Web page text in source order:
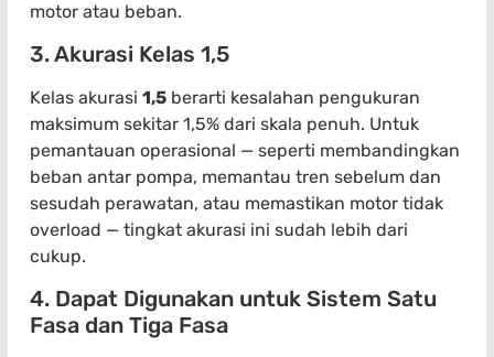
motor atau beban.
3. Akurasi Kelas 1,5
Kelas akurasi 1,5 berarti kesalahan pengukuran
maksimum sekitar 1,5% dari skala penuh. Untuk
pemantauan operasional — seperti membandingkan
beban antar pompa, memantau tren sebelum dan
sesudah perawatan, atau memastikan motor tidak
overload — tingkat akurasi ini sudah lebih dari
cukup.
4. Dapat Digunakan untuk Sistem Satu
Fasa dan Tiga Fasa